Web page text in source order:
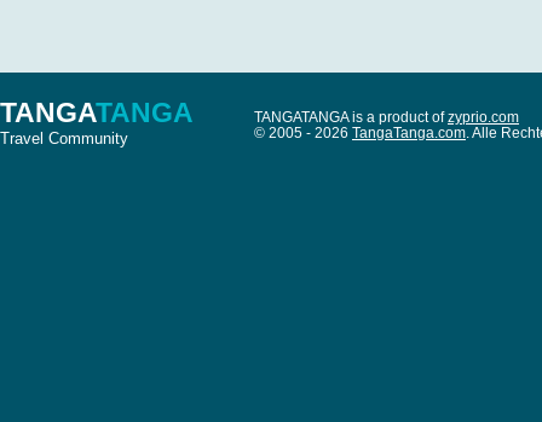
TANGATANGA
Travel Community
TANGATANGA is a product ofzyprio.com
© 2005 - 2026 TangaTanga.com . Alle